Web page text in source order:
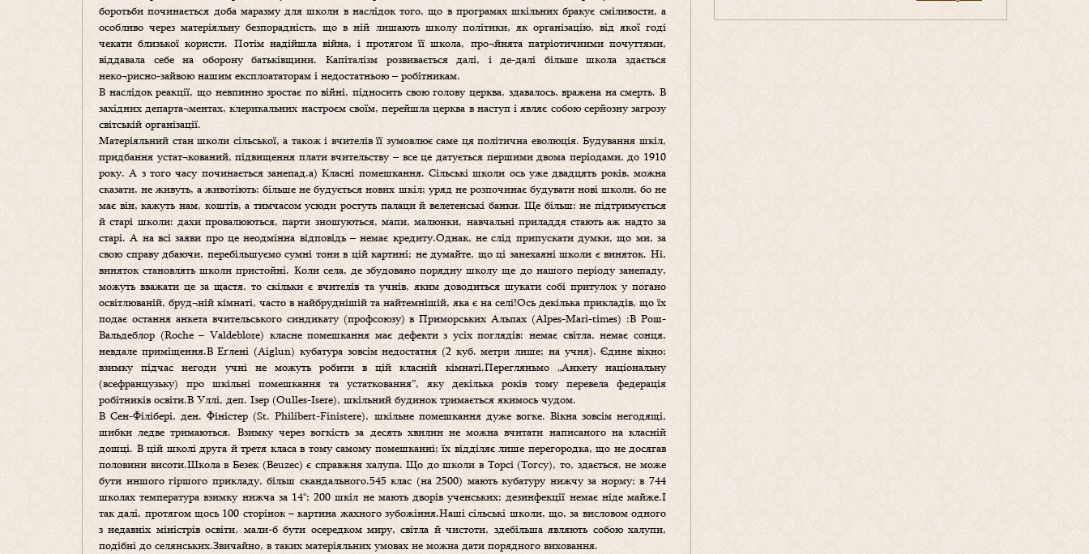
боротьби починається доба маразму для школи в наслідок того, що в програмах шкільних бракує сміливости, а
особливо через матеріяльну безпорадність, що в ній лишають школу політики, як організацію, від якої годі
чекати близької користи. Потім надійшла війна, і протягом її школа, про¬йнята патріотичними почуттями,
віддавала себе на оборону батьківщини. Капіталізм розвивається далі, і де-далі більше школа здається
неко¬рисно-зайвою нашим експлоататорам і недостатньою – робітникам.
В наслідок реакції, що невпинно зростає по війні, підносить свою голову церква, здавалось, вражена на смерть. В
західних департа¬ментах, клерикальних настроєм своїм, перейшла церква в наступ і являє собою серйозну загрозу
світській організації.
Матеріяльний стан школи сільської, а також і вчителів її зумовлює саме ця політична еволюція. Будування шкіл,
придбання устат¬кований, підвищення плати вчительству – все це датується першими двома періодами, до 1910
року. А з того часу починається занепад.а) Класні помешкання. Сільські школи ось уже двадцять років, можна
сказати, не живуть, а животіють: більше не будується нових шкіл; уряд не розпочинає будувати нові школи, бо не
має він, кажуть нам, коштів, а тимчасом усюди ростуть палаци й велетенські банки. Ще більш: не підтримується
й старі школи: дахи провалюються, парти зношуються, мапи, малюнки, навчальні приладдя стають аж надто за
старі. А на всі заяви про це неодмінна відповідь – немає кредиту.Однак, не слід припускати думки, що ми, за
свою справу дбаючи, перебільшуємо сумні тони в цій картині; не думайте, що ці занехаяні школи є виняток. Ні,
виняток становлять школи пристойні. Коли села, де збудовано порядну школу ще до нашого періоду занепаду,
можуть вважати це за щастя, то скільки є вчителів та учнів, яким доводиться шукати собі притулок у погано
освітлюваній, бруд¬ній кімнаті, часто в найбруднішій та найтемнішій, яка є на селі!Ось декілька прикладів, що їх
подає остання анкета вчительського синдикату (профсоюзу) в Приморських Альпах (Alpes-Mari-times) :В Рош-
Вальдеблор (Roche – Valdeblore) класне помешкання має дефекти з усіх поглядів: немає світла, немає сонця,
невдале приміщення.В Еґлені (Aiglun) кубатура зовсім недостатня (2 куб. метри лише; на учня). Єдине вікно;
взимку підчас негоди учні не можуть робити в цій класній кімнаті.Перегляньмо „Анкету національну
(всефранцузьку) про шкільні помешкання та устатковання”, яку декілька років тому перевела федерація
робітників освіти.В Уллі, деп. Ізер (Oulles-Isere), шкільний будинок тримається якимось чудом.
В Сен-Філібері, ден. Фіністер (St. Philibert-Finistere), шкільне помешкання дуже вогке. Вікна зовсім негодящі,
шибки ледве тримаються. Взимку через вогкість за десять хвилин не можна вчитати написаного на класній
дошці. В цій школі друга й третя класа в тому самому помешканні; їх відділяє лише перегородка, що не досягав
половини висоти.Школа в Безек (Beuzec) є справжня халупа. Що до школи в Торсі (Тогсу), то, здається, не може
бути иншого гіршого прикладу, більш скандального.545 клас (на 2500) мають кубатуру нижчу за норму; в 744
школах температура взимку нижча за 14°; 200 шкіл не мають дворів ученських; дезинфекції немає ніде майже.І
так далі, протягом щось 100 сторінок – картина жахного зубожіння.Наші сільські школи, що, за висловом одного
з недавніх міністрів освіти, мали-б бути осередком миру, світла й чистоти, здебільша являють собою халупи,
подібні до селянських.Звичайно, в таких матеріяльних умовах не можна дати порядного виховання.